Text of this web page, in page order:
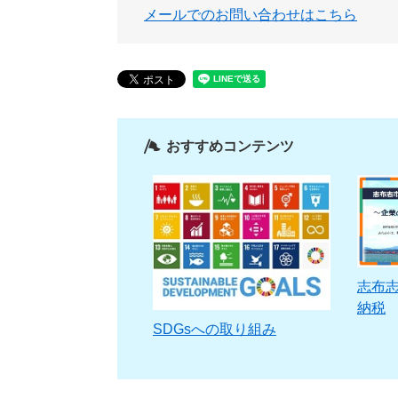
メールでのお問い合わせはこちら
おすすめコンテンツ
SDGsへの取り組み
志布
納税